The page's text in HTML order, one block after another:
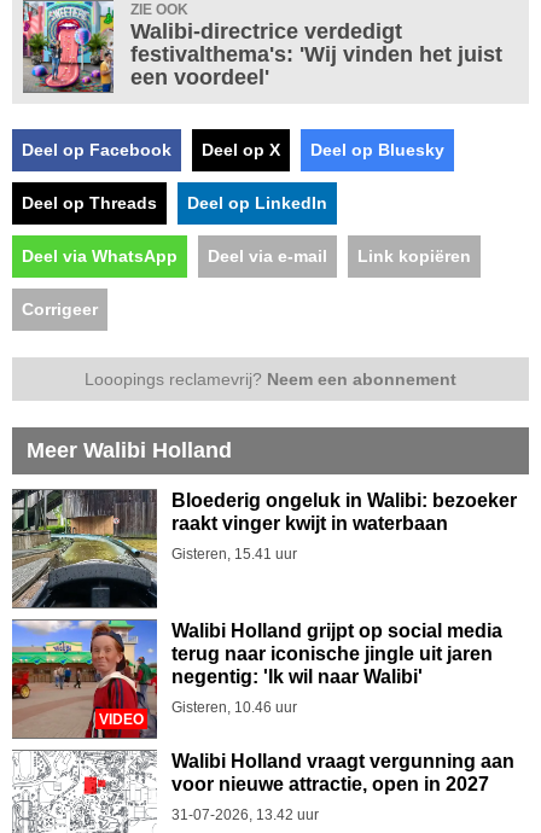
ZIE OOK
Walibi-directrice verdedigt
festivalthema's: 'Wij vinden het juist
een voordeel'
Deel op Facebook Deel op X Deel op Bluesky
Deel op Threads Deel op LinkedIn
Deel via WhatsApp Deel via e-mail Link kopiëren
Corrigeer
Looopings reclamevrij? Neem een abonnement
Meer Walibi Holland
Bloederig ongeluk in Walibi: bezoeker
raakt vinger kwijt in waterbaan
Gisteren, 15.41 uur
VIDEO
Walibi Holland grijpt op social media
terug naar iconische jingle uit jaren
negentig: 'Ik wil naar Walibi'
Gisteren, 10.46 uur
Walibi Holland vraagt vergunning aan
voor nieuwe attractie, open in 2027
31-07-2026, 13.42 uur